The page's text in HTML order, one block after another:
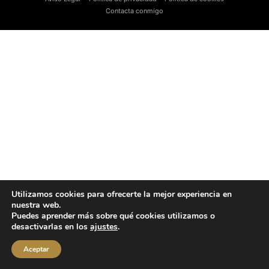
Contacta conmigo
Utilizamos cookies para ofrecerte la mejor experiencia en
nuestra web.
Puedes aprender más sobre qué cookies utilizamos o
desactivarlas en los ajustes.
Aceptar